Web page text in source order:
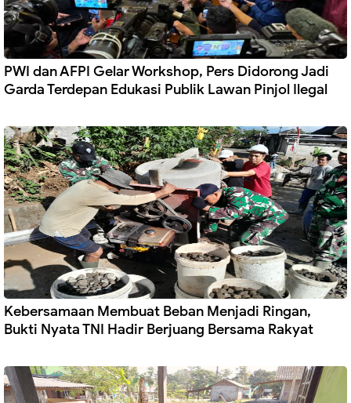
PWI dan AFPI Gelar Workshop, Pers Didorong Jadi
Garda Terdepan Edukasi Publik Lawan Pinjol Ilegal
Kebersamaan Membuat Beban Menjadi Ringan,
Bukti Nyata TNI Hadir Berjuang Bersama Rakyat